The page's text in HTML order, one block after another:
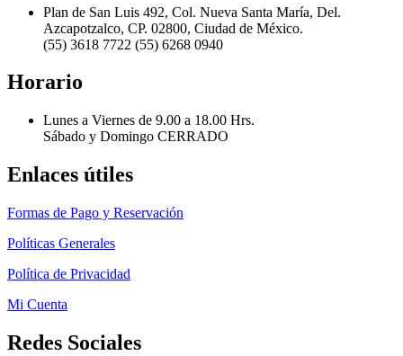
Plan de San Luis 492, Col. Nueva Santa María, Del.
Azcapotzalco, CP. 02800, Ciudad de México.
(55) 3618 7722 (55) 6268 0940
Horario
Lunes a Viernes de 9.00 a 18.00 Hrs.
Sábado y Domingo CERRADO
Enlaces útiles
Formas de Pago y Reservación
Políticas Generales
Política de Privacidad
Mi Cuenta
Redes Sociales